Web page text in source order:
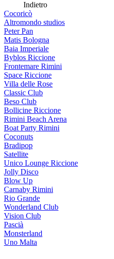
Indietro
Cocoricò
Altromondo studios
Peter Pan
Matis Bologna
Baia Imperiale
Byblos Riccione
Frontemare Rimini
Space Riccione
Villa delle Rose
Classic Club
Beso Club
Bollicine Riccione
Rimini Beach Arena
Boat Party Rimini
Coconuts
Bradipop
Satellite
Unico Lounge Riccione
Jolly Disco
Blow Up
Carnaby Rimini
Rio Grande
Wonderland Club
Vision Club
Pascià
Monsterland
Uno Malta